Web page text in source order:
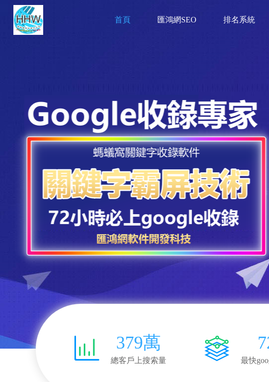
首頁 匯鴻網SEO 排名系統
379萬
總客戶上搜索量 最快